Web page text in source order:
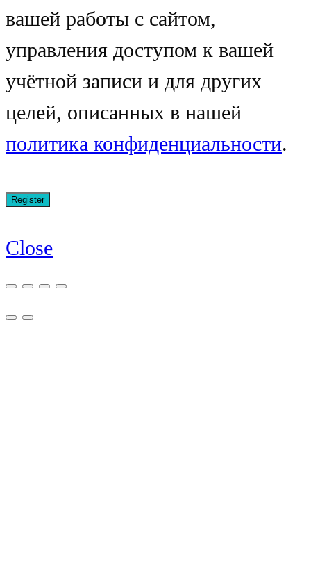
вашей работы с сайтом,
управления доступом к вашей
учётной записи и для других
целей, описанных в нашей
политика конфиденциальности.
Close